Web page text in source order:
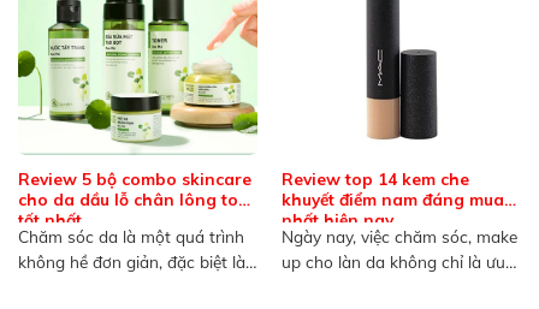
Review 5 bộ combo skincare
cho da dầu lỗ chân lông to
tốt nhất
Chăm sóc da là một quá trình
không hề đơn giản, đặc biệt là
Review top 14 kem che
khuyết điểm nam đáng mua
nhất hiện nay
Ngày nay, việc chăm sóc, make
up cho làn da không chỉ là ưu